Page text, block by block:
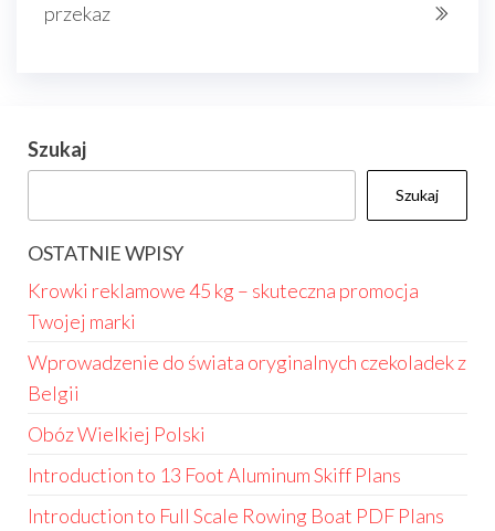
przekaz
Szukaj
Szukaj
OSTATNIE WPISY
Krowki reklamowe 45 kg – skuteczna promocja
Twojej marki
Wprowadzenie do świata oryginalnych czekoladek z
Belgii
Obóz Wielkiej Polski
Introduction to 13 Foot Aluminum Skiff Plans
Introduction to Full Scale Rowing Boat PDF Plans